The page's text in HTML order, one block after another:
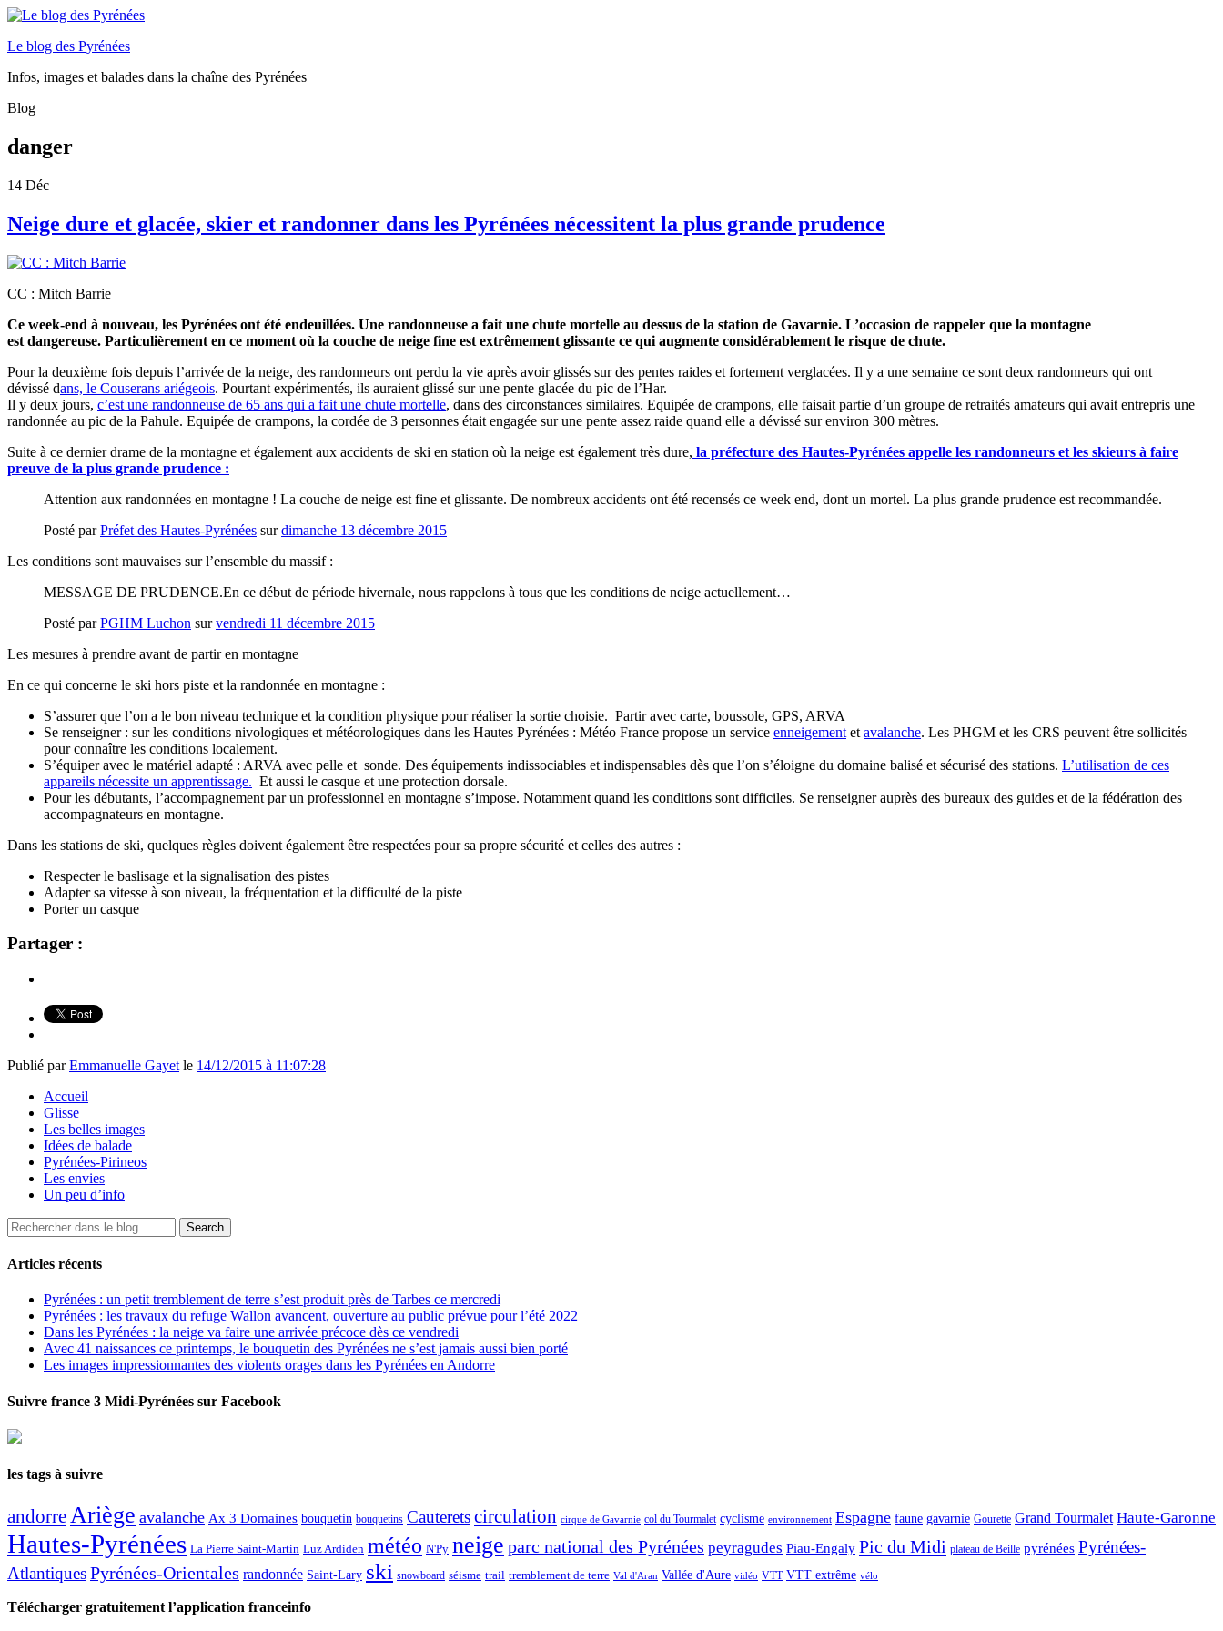
Le blog des Pyrénées
Infos, images et balades dans la chaîne des Pyrénées
Blog
danger
14 Déc
Neige dure et glacée, skier et randonner dans les Pyrénées nécessitent la plus grande prudence
CC : Mitch Barrie
Ce week-end à nouveau, les Pyrénées ont été endeuillées. Une randonneuse a fait une chute mortelle au dessus de la station de Gavarnie. L’occasion de rappeler que la montagne
est dangereuse. Particulièrement en ce moment où la couche de neige fine est extrêmement glissante ce qui augmente considérablement le risque de chute.
Pour la deuxième fois depuis l’arrivée de la neige, des randonneurs ont perdu la vie après avoir glissés sur des pentes raides et fortement verglacées. Il y a une semaine ce sont deux randonneurs qui ont
dévissé dans, le Couserans ariégeois. Pourtant expérimentés, ils auraient glissé sur une pente glacée du pic de l’Har.
Il y deux jours, c’est une randonneuse de 65 ans qui a fait une chute mortelle, dans des circonstances similaires. Equipée de crampons, elle faisait partie d’un groupe de retraités amateurs qui avait entrepris une
randonnée au pic de la Pahule. Equipée de crampons, la cordée de 3 personnes était engagée sur une pente assez raide quand elle a dévissé sur environ 300 mètres.
Suite à ce dernier drame de la montagne et également aux accidents de ski en station où la neige est également très dure, la préfecture des Hautes-Pyrénées appelle les randonneurs et les skieurs à faire
preuve de la plus grande prudence :
Attention aux randonnées en montagne ! La couche de neige est fine et glissante. De nombreux accidents ont été recensés ce week end, dont un mortel. La plus grande prudence est recommandée.
Posté parPréfet des Hautes-Pyrénées surdimanche 13 décembre 2015
Les conditions sont mauvaises sur l’ensemble du massif :
MESSAGE DE PRUDENCE.En ce début de période hivernale, nous rappelons à tous que les conditions de neige actuellement…
Posté parPGHM Luchon survendredi 11 décembre 2015
Les mesures à prendre avant de partir en montagne
En ce qui concerne le ski hors piste et la randonnée en montagne :
S’assurer que l’on a le bon niveau technique et la condition physique pour réaliser la sortie choisie. Partir avec carte, boussole, GPS, ARVA
Se renseigner : sur les conditions nivologiques et météorologiques dans les Hautes Pyrénées : Météo France propose un service enneigement et avalanche. Les PHGM et les CRS peuvent être sollicités
pour connaître les conditions localement.
S’équiper avec le matériel adapté : ARVA avec pelle et sonde. Des équipements indissociables et indispensables dès que l’on s’éloigne du domaine balisé et sécurisé des stations. L’utilisation de ces
appareils nécessite un apprentissage. Et aussi le casque et une protection dorsale.
Pour les débutants, l’accompagnement par un professionnel en montagne s’impose. Notamment quand les conditions sont difficiles. Se renseigner auprès des bureaux des guides et de la fédération des
accompagnateurs en montagne.
Dans les stations de ski, quelques règles doivent également être respectées pour sa propre sécurité et celles des autres :
Respecter le baslisage et la signalisation des pistes
Adapter sa vitesse à son niveau, la fréquentation et la difficulté de la piste
Porter un casque
Partager :
Publié parEmmanuelle Gayet le 14/12/2015 à 11:07:28
Accueil
Glisse
Les belles images
Idées de balade
Pyrénées-Pirineos
Les envies
Un peu d’info
Articles récents
Pyrénées : un petit tremblement de terre s’est produit près de Tarbes ce mercredi
Pyrénées : les travaux du refuge Wallon avancent, ouverture au public prévue pour l’été 2022
Dans les Pyrénées : la neige va faire une arrivée précoce dès ce vendredi
Avec 41 naissances ce printemps, le bouquetin des Pyrénées ne s’est jamais aussi bien porté
Les images impressionnantes des violents orages dans les Pyrénées en Andorre
Suivre france 3 Midi-Pyrénées sur Facebook
les tags à suivre
andorreAriège avalanche Ax 3 Domaines bouquetin bouquetins Cauteretscirculation cirque de Gavarnie col du Tourmalet cyclisme environnement Espagne faune gavarnie Gourette Grand Tourmalet Haute-Garonne
Hautes-Pyrénées La Pierre Saint-Martin Luz Ardiden météo N'Py neige parc national des Pyrénées peyragudes Piau-Engaly Pic du Midi plateau de Beille pyrénées Pyrénées-
AtlantiquesPyrénées-Orientales randonnée Saint-Lary ski snowboard séisme trail tremblement de terre Val d'Aran Vallée d'Aure vidéo VTT VTT extrême vélo
Télécharger gratuitement l’application franceinfo